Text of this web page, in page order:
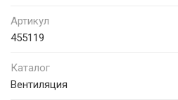
Артикул
455119
Каталог
Вентиляция